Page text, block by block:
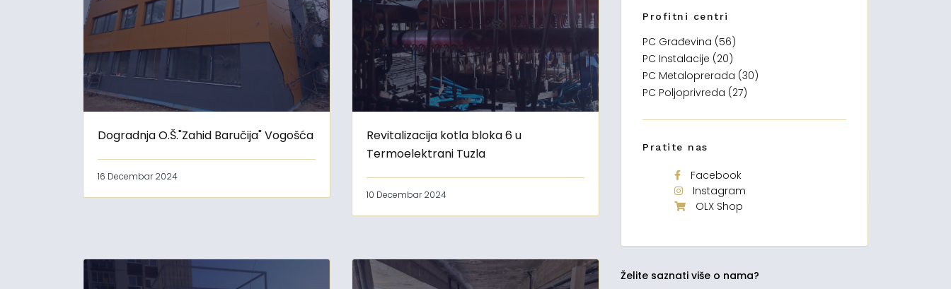
Dogradnja O.Š."Zahid Baručija" Vogošća
16 Decembar 2024
Revitalizacija kotla bloka 6 u
Termoelektrani Tuzla
10 Decembar 2024
Profitni centri
PC Građevina (56)
PC Instalacije (20)
PC Metaloprerada (30)
PC Poljoprivreda (27)
Pratite nas
Facebook
Instagram
OLX Shop
Želite saznati više o nama?